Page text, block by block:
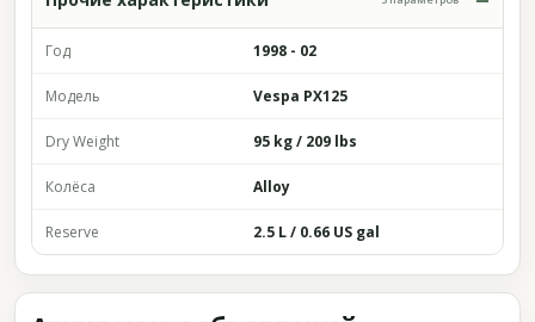
Год 1998 - 02
Модель Vespa PX125
Dry Weight 95 kg / 209 lbs
Колёса Alloy
Reserve 2.5 L / 0.66 US gal